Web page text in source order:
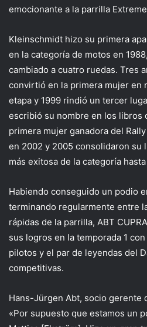
emocionante a la parrilla
Kleinschmidt hizo su primera
en la categoría de motos en
cambiado a cuatro ruedas. Tres
convirtió en la primera mujer en
etapa y 1999 rindió un tercer
escribió su nombre en los libros
primera mujer ganadora del
en 2002 y 2005 consolidaron su
más exitosa de la categoría
Habiendo conseguido un podio
terminando regularmente entre
rápidas de la parrilla, ABT
sus logros en la temporada 1
pilotos y el par de leyendas del
competitivas.
Hans-Jürgen Abt, socio gerente
«Por supuesto que estamos un